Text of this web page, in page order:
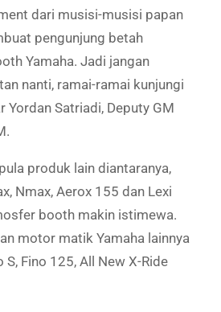
dari musisi-musisi papan
pengunjung betah
Yamaha. Jadi jangan
nanti, ramai-ramai kunjungi
Yordan Satriadi, Deputy GM
produk lain diantaranya,
Nmax, Aerox 155 dan Lexi
booth makin istimewa.
motor matik Yamaha lainnya
S, Fino 125, All New X-Ride